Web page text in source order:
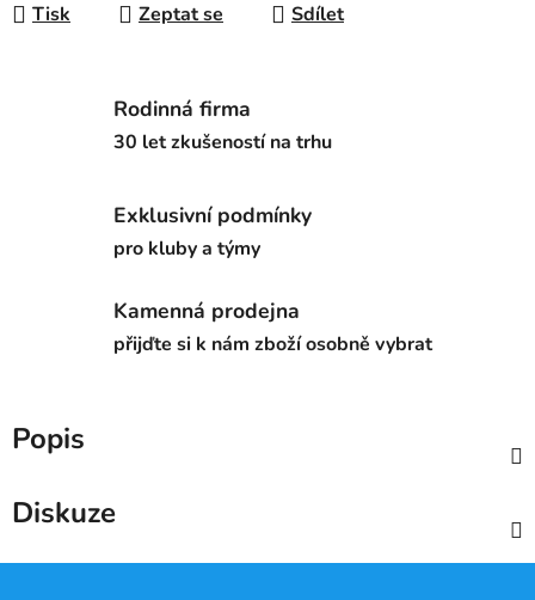
Tisk Zeptat se Sdílet
Rodinná firma
30 let zkušeností na trhu
Exklusivní podmínky
pro kluby a týmy
Kamenná prodejna
přijďte si k nám zboží osobně vybrat
Popis
Diskuze